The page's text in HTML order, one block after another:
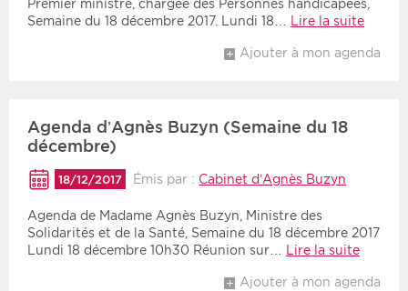
Premier ministre, chargée des Personnes handicapées,
Semaine du 18 décembre 2017. Lundi 18…
Lire la suite
Ajouter à mon agenda
Agenda d’Agnès Buzyn (Semaine du 18
décembre)
18/12/2017 Émis par : Cabinet d’Agnès Buzyn
Agenda de Madame Agnès Buzyn, Ministre des
Solidarités et de la Santé, Semaine du 18 décembre 2017
Lundi 18 décembre 10h30 Réunion sur… Lire la suite
Ajouter à mon agenda